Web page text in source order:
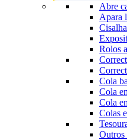
Abre
Apara
Rolos
Cola
Cola
Cola
Colas
Outros